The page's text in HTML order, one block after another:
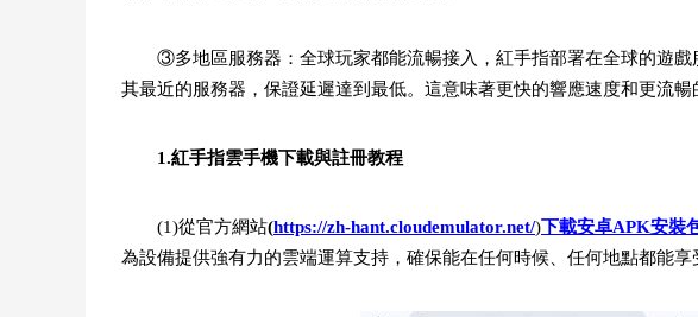
③多地區服務器：全球玩家都能流暢接入，紅手指部署在全球的遊
其最近的服務器，保證延遲達到最低。這意味著更快的響應速度和更流暢
1.紅手指雲手機下載與註冊教程
(1)從官方網站(https://zh-hant.cloudemulator.net/)下載安卓APK安裝
為設備提供強有力的雲端運算支持，確保能在任何時候、任何地點都能享